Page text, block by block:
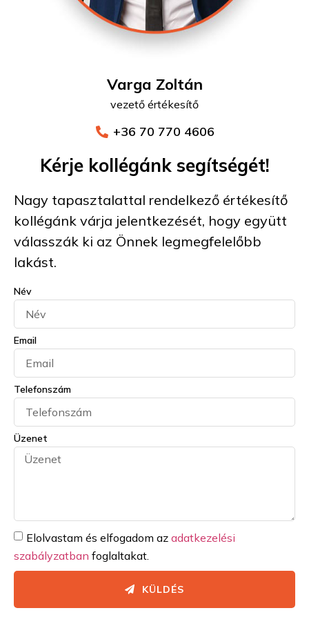
Varga Zoltán
vezető értékesítő
+36 70 770 4606
Kérje kollégánk segítségét!
Nagy tapasztalattal rendelkező értékesítő
kollégánk várja jelentkezését, hogy együtt
válasszák ki az Önnek legmegfelelőbb
lakást.
Név
Email
Telefonszám
Üzenet
Elolvastam és elfogadom az adatkezelési
szabályzatban foglaltakat.
KÜLDÉS